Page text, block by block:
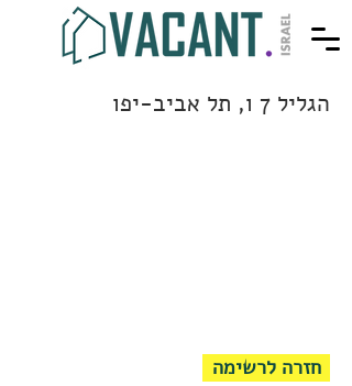
הגליל 7 ו, תל אביב-יפו
חזרה לרשימה